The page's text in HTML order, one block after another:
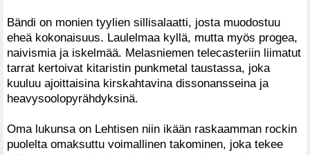
Bändi on monien tyylien sillisalaatti, josta muodostuu
eheä kokonaisuus. Laulelmaa kyllä, mutta myös progea,
naivismia ja iskelmää. Melasniemen telecasteriin liimatut
tarrat kertoivat kitaristin punkmetal taustassa, joka
kuuluu ajoittaisina kirskahtavina dissonansseina ja
heavysoolopyrähdyksinä.
Oma lukunsa on Lehtisen niin ikään raskaamman rockin
puolelta omaksuttu voimallinen takominen, joka tekee